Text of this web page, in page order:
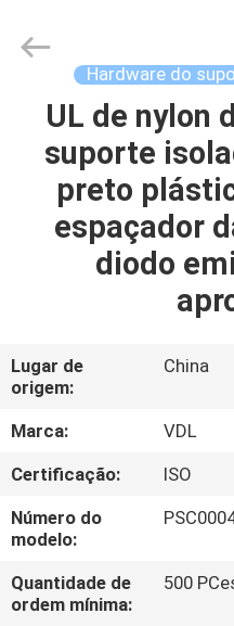
CASA
PRODUTOS
SOBRE
EXCURSÃO
DA
FÁBRICA
CONTROLE
DA
QUALIDADE
LTD.
Hardware do
UL de nylon
suporte
preto
espaçador
diodo
Lugar de
origem:
China
Marca:
VDL
Certificação:
ISO
Número do
modelo:
Quantidade de
ordem mínima:
500